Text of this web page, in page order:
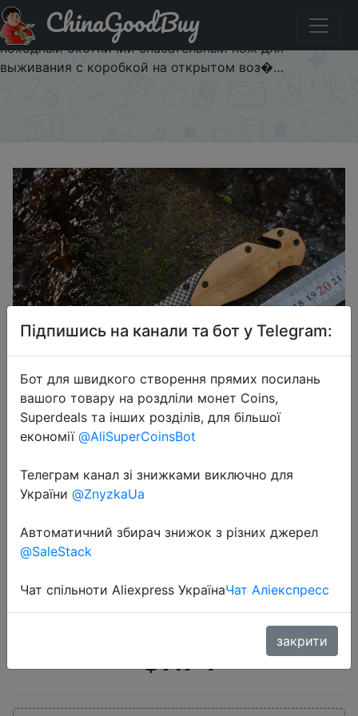
Паридбати з промокодом P2T6316NDQXS 57HRC Скаут
складной нож Карманный Компактный Тактический
походный охотничий спасательный нож для
выживания с коробкой на открытом воз�…
ChinaGoodBuy
2020-08-20
Карманный Компактный
Тактический походный охотничий
с коробкой на открытом воз�…
$7.74
Підпишись на канали та бот у Telegram:
Бот для швидкого створення прямих посилань
вашого товару на роздліли монет Coins,
Superdeals та інших розділів, для більшої
економії @AliSuperCoinsBot
Телеграм канал зі знижками виключно для
України @ZnyzkaUa
Автоматичний збирач знижок з різних джерел
@SaleStack
Чат спільноти Aliexpress УкраїнаЧат Аліекспресс
закрити